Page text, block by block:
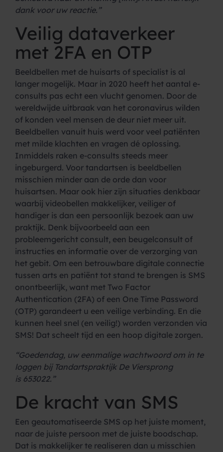
dank voor uw reactie.”
Veilig dataverkeer
met 2FA en OTP
Beeldbellen met de huisarts of specialist is al
langer mogelijk. Maar in 2020 heeft het aantal e-
consults pas echt een vlucht genomen. Door de
wereldwijde uitbraak van het coronavirus wilden
of konden veel mensen de deur niet meer uit.
Beeldbellen vanuit huis werd voor veel patiënten
met milde klachten en vragen dé oplossing.
Inmiddels raken e-consults steeds meer
ingeburgerd. Voor tandartsen is beeldbellen
misschien minder aan de orde dan voor
huisartsen. Maar ook hier zijn situaties denkbaar
waarbij videobellen makkelijker, veiliger of
handiger is dan een persoonlijk bezoek aan uw
praktijk. Denk bijvoorbeeld aan een
probleemgericht consult, een beugelconsult of
instructies en informatie over de verzorging van
het gebit. Om een betrouwbare digitale connectie
tussen arts en patiënt tot stand te brengen is SMS
onontbeerlijk, want met Two Factor
Authentication (2FA) of een One Time Password
(OTP) garandeert u een veilige verbinding. En die
kunnen heel snel (en veilig!) worden verzonden via
SMS! Dat scheelt tijd en een hoop digitale zorgen.
“Goedendag, uw eenmalige wachtwoord om in te
loggen bij Tandartspraktijk De Viersprong
is 653022.”
De kracht van SMS
Een geautomatiseerde SMS op het juiste moment,
naar de juiste persoon met de juiste boodschap.
Dat is makkelijker te realiseren dan u misschien